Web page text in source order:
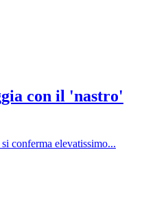
con il 'nastro'
conferma elevatissimo...